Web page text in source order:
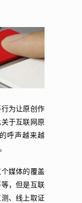
为让原创作
于互联网原
呼声越来越
媒体的覆盖
，但是互联
、线上取证